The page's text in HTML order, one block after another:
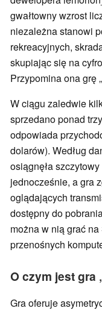
gwałtowny wzrost
niezależna stanowi
rekreacyjnych,
skupiając się na
Przypomina ona grę „
W ciągu zaledwie
sprzedano ponad
odpowiada
dolarów). Według
osiągnęła
jednocześnie, a gra
oglądających
dostępny do
można w nią grać
przenośnych
O czym jest gra
Gra oferuje